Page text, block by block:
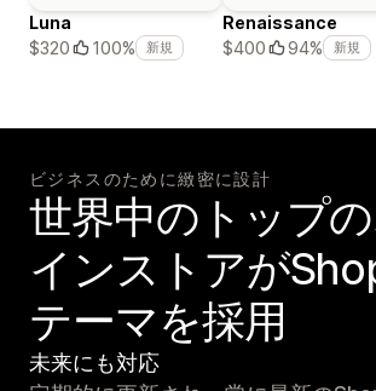
Luna
$320
100% 新規
Renaissance
$400
94% 新規
ビジネスのために緻密に設計
世界中のトップ
インストアが
テーマを採用
未来にも対応